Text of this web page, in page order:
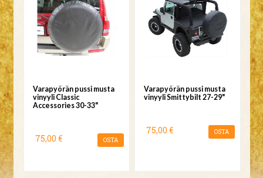
Varapyörän pussi musta
vinyyli Classic
Accessories 30-33"
75,00 € OSTA
Varapyörän pussi musta
vinyyli Smittybilt 27-29"
75,00 € OSTA